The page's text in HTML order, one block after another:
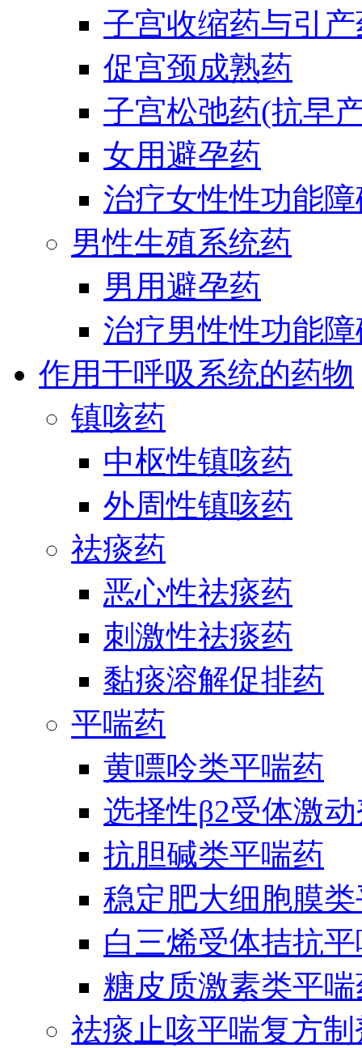
子宫收缩药与引
促宫颈成熟药
子宫松弛药(抗早
女用避孕药
治疗女性性功能
男性生殖系统药
男用避孕药
治疗男性性功能
作用于呼吸系统的药物
镇咳药
中枢性镇咳药
外周性镇咳药
祛痰药
恶心性祛痰药
刺激性祛痰药
黏痰溶解促排药
平喘药
黄嘌呤类平喘药
选择性β2受体激
抗胆碱类平喘药
稳定肥大细胞膜
白三烯受体拮抗
糖皮质激素类平
祛痰止咳平喘复方制